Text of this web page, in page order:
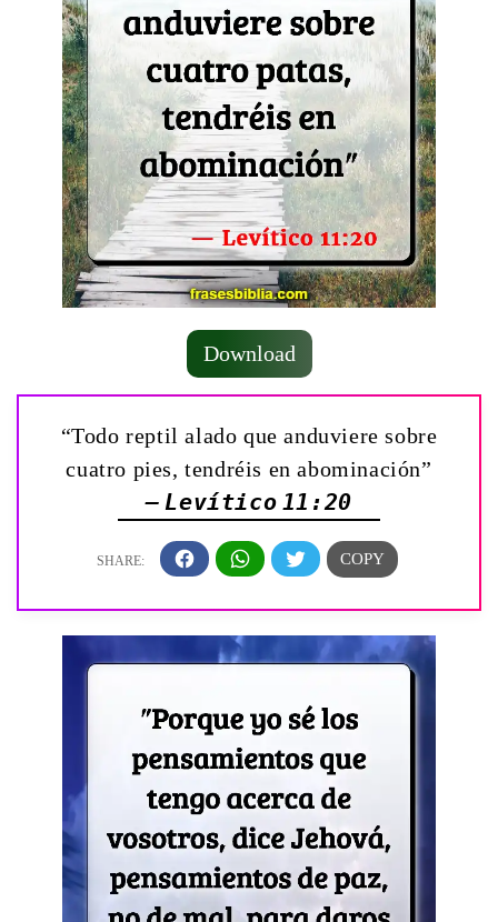
Download
“Todo reptil alado que anduviere sobre
cuatro pies, tendréis en abominación”
— Levítico 11:20